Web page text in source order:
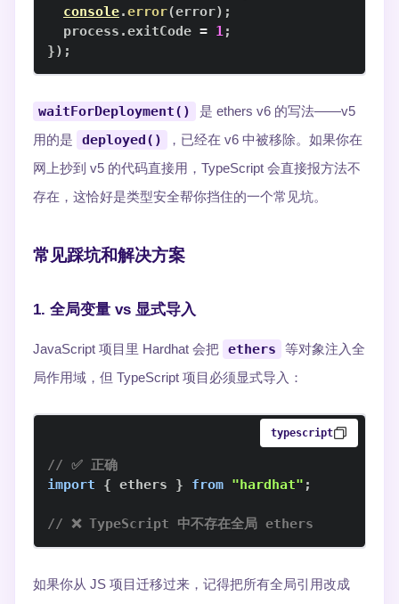
console.error(error) ;
  process
.exitCode = 1;
}) ;
waitForDeployment()
是 ethers v6 的写法——v5
用的是
deployed()
，已经在 v6 中被移除。如果你在
网上抄到 v5 的代码直接用，TypeScript 会直接报方法不
存在，这恰好是类型安全帮你挡住的一个常见坑。
常见踩坑和解决方案
1. 全局变量 vs 显式导入
JavaScript 项目里 Hardhat 会把 ethers
等对象注入全
局作用域，但 TypeScript 项目必须显式导入：
typescript
// ✅ 正确
import
{ ethers } from "hardhat" ;
// ❌ TypeScript 中不存在全局 ethers
如果你从 JS 项目迁移过来，记得把所有全局引用改成